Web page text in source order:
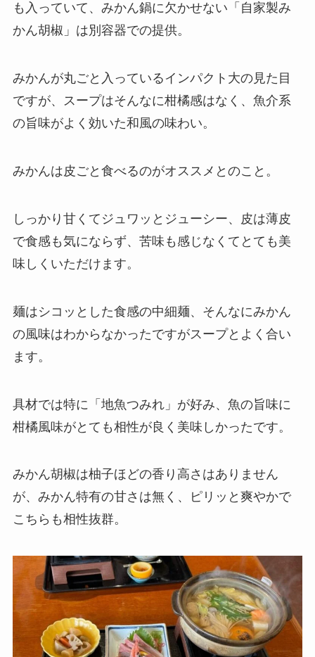
も入っていて、みかん鍋に欠かせない「自家製み
かん胡椒」は別容器での提供。
みかんが丸ごと入っているインパクト大の見た目
ですが、スープはそんなに柑橘感はなく、魚介系
の旨味がよく効いた和風の味わい。
みかんは皮ごと食べるのがオススメとのこと。
しっかり甘くてジュワッとジューシー、皮は薄皮
で食感も気にならず、苦味も感じなくてとても美
味しくいただけます。
麺はシコッとした食感の中細麺、そんなにみかん
の風味はわからなかったですがスープとよく合い
ます。
具材では特に「地魚つみれ」が好み、魚の旨味に
柑橘風味がとても相性が良く美味しかったです。
みかん胡椒は柚子ほどの香り高さはありません
が、みかん特有の甘さは無く、ピリッと爽やかで
こちらも相性抜群。